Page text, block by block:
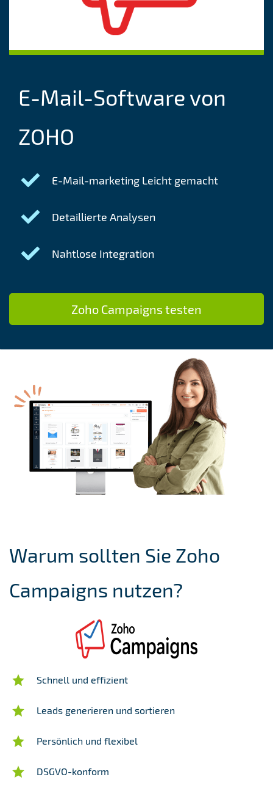
E-Mail-Software von
ZOHO
E-Mail-marketing Leicht gemacht
Detaillierte Analysen
Nahtlose Integration
Zoho Campaigns testen
Warum sollten Sie Zoho
Campaigns nutzen?
Schnell und effizient
Leads generieren und sortieren
Persönlich und flexibel
DSGVO-konform